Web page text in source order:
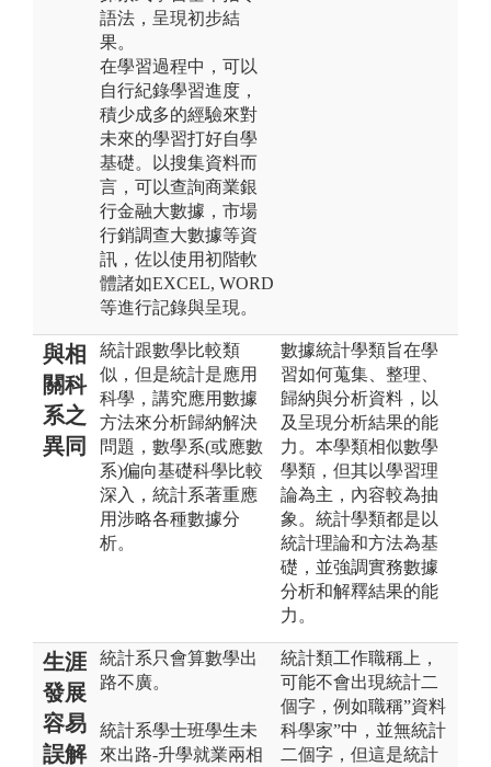
語法，呈現初步結
果。
在學習過程中，可以
自行紀錄學習進度，
積少成多的經驗來對
未來的學習打好自學
基礎。以搜集資料而
言，可以查詢商業銀
行金融大數據，市場
行銷調查大數據等資
訊，佐以使用初階軟
體諸如EXCEL, WORD
等進行記錄與呈現。
與相
關科
系之
異同
統計跟數學比較類
似，但是統計是應用
科學，講究應用數據
方法來分析歸納解決
問題，數學系(或應數
系)偏向基礎科學比較
深入，統計系著重應
用涉略各種數據分
析。
數據統計學類旨在學
習如何蒐集、整理、
歸納與分析資料，以
及呈現分析結果的能
力。本學類相似數學
學類，但其以學習理
論為主，內容較為抽
象。統計學類都是以
統計理論和方法為基
礎，並強調實務數據
分析和解釋結果的能
力。
生涯
發展
容易
誤解
統計系只會算數學出
路不廣。
統計系學士班學生未
來出路-升學就業兩相
統計類工作職稱上，
可能不會出現統計二
個字，例如職稱”資料
科學家”中，並無統計
二個字，但這是統計